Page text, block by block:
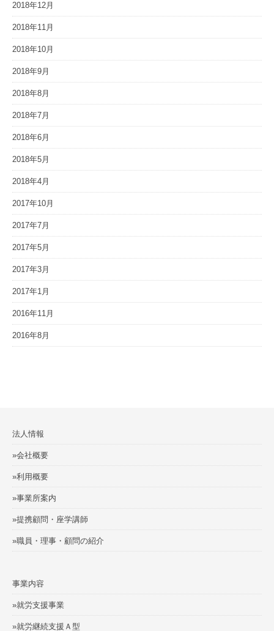
2018年12月
2018年11月
2018年10月
2018年9月
2018年8月
2018年7月
2018年6月
2018年5月
2018年4月
2017年10月
2017年7月
2017年5月
2017年3月
2017年1月
2016年11月
2016年8月
法人情報
»会社概要
»利用概要
»事業所案内
»提携顧問・座学講師
»職員・理事・顧問の紹介
事業内容
»就労支援事業
»就労継続支援Ａ型